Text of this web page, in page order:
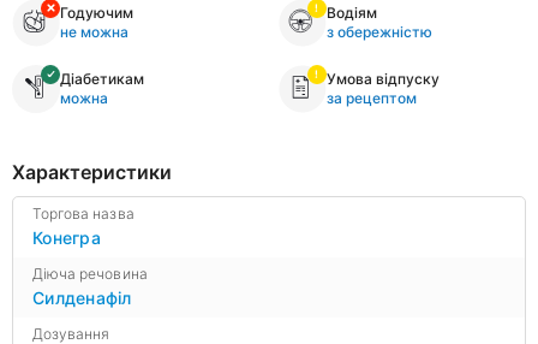
Годуючим
не можна
Водіям
з обережністю
Діабетикам
можна
Умова відпуску
за рецептом
Характеристики
Торгова назва
Конегра
Діюча речовина
Силденафіл
Дозування